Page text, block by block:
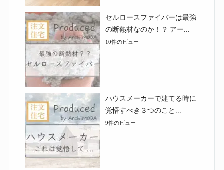
セルロースファイバーは最強
の断熱材なのか！？|アー...
10件のビュー
ハウスメーカーで建てる時に
覚悟すべき３つのこと...
9件のビュー